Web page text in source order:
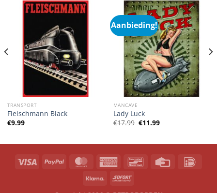
TRANSPORT
Fleischmann Black
€9.99
Aanbieding!
MANCAVE
Lady Luck
€17.99 Oorspronkelijke
prijs
€11.99Huidige